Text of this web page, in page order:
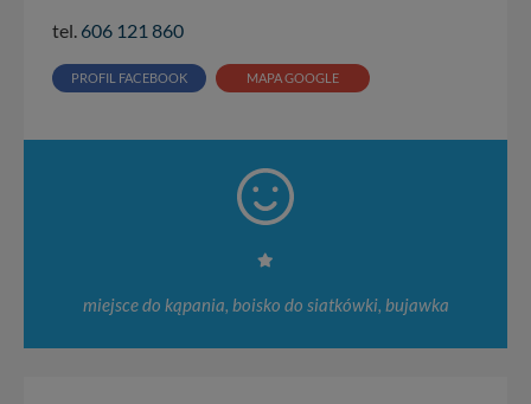
tel. 606 121 860
PROFIL FACEBOOK MAPA GOOGLE
miejsce do kąpania, boisko do siatkówki, bujawka